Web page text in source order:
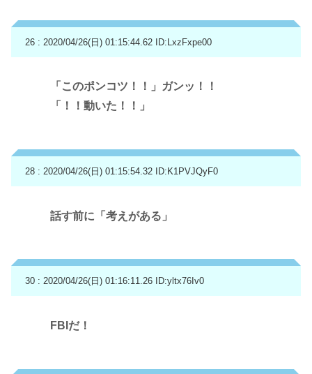
26 : 2020/04/26(日) 01:15:44.62 ID:LxzFxpe00
「このポンコツ！！」ガンッ！！
「！！動いた！！」
28 : 2020/04/26(日) 01:15:54.32 ID:K1PVJQyF0
話す前に「考えがある」
30 : 2020/04/26(日) 01:16:11.26 ID:yltx76Iv0
FBIだ！